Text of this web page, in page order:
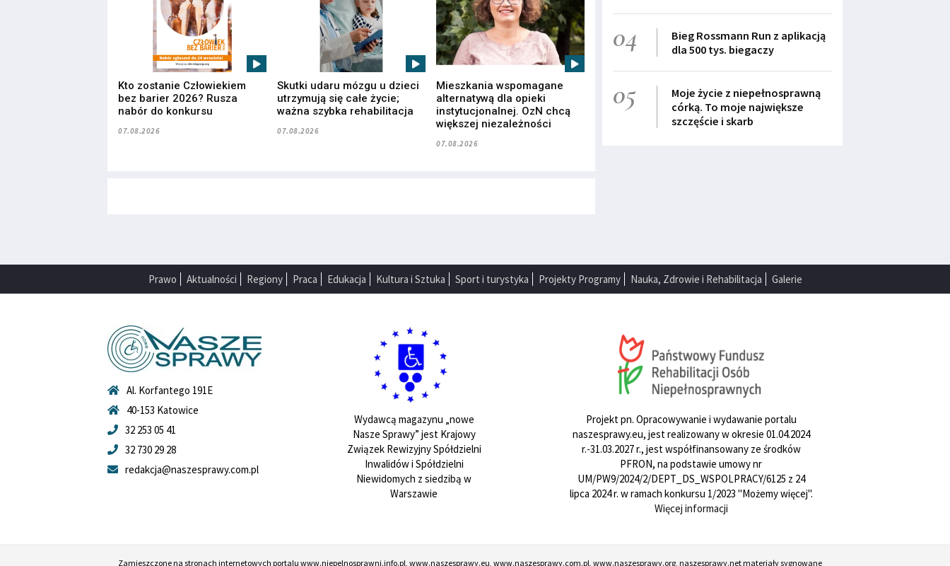
Kto zostanie Człowiekiem
bez barier 2026? Rusza
nabór do konkursu
07.08.2026
Skutki udaru mózgu u dzieci
utrzymują się całe życie;
ważna szybka rehabilitacja
07.08.2026
Mieszkania wspomagane
alternatywą dla opieki
instytucjonalnej. OzN chcą
większej niezależności
07.08.2026
04
Bieg Rossmann Run z aplikacją
dla 500 tys. biegaczy
05
Moje życie z niepełnosprawną
córką. To moje największe
szczęście i skarb
Prawo Aktualności Regiony Praca Edukacja Kultura i Sztuka Sport i turystyka Projekty Programy Nauka, Zdrowie i Rehabilitacja Galerie
Al. Korfantego 191E
40-153 Katowice
32 253 05 41
32 730 29 28
redakcja@naszesprawy.com.pl
Wydawcą magazynu „nowe
Nasze Sprawy” jest Krajowy
Związek Rewizyjny Spółdzielni
Inwalidów i Spółdzielni
Niewidomych z siedzibą w
Warszawie
Projekt pn. Opracowywanie i wydawanie portalu
naszesprawy.eu, jest realizowany w okresie 01.04.2024
r.-31.03.2027 r., jest współfinansowany ze środków
PFRON, na podstawie umowy nr
UM/PW9/2024/2/DEPT_DS_WSPOLPRACY/6125 z 24
lipca 2024 r. w ramach konkursu 1/2023 "Możemy więcej".
Więcej informacji
Zamieszczone na stronach internetowych portalu www.niepelnosprawni.info.pl, www.naszesprawy.eu, www.naszesprawy.com.pl, www.naszesprawy.org, naszesprawy.net materiały sygnowane